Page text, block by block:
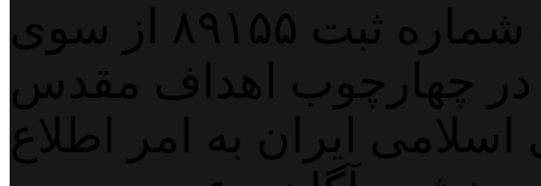
پایگاه خبری خبربین آنلاین به شماره ثبت ۸۹۱۵۵ از سوی
در چهارچوب اهداف مقدس
ایران به امر اطلاع